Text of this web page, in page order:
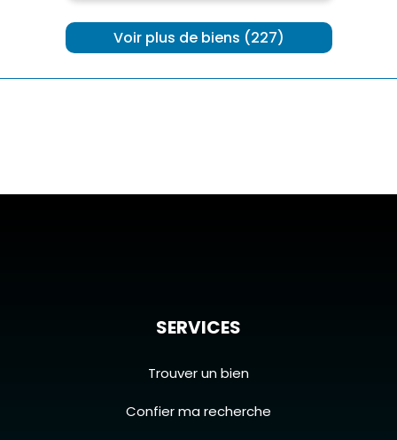
Voir plus de biens (227)
SERVICES
Trouver un bien
Confier ma recherche